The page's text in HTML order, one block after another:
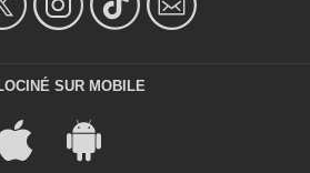
SUR MOBILE